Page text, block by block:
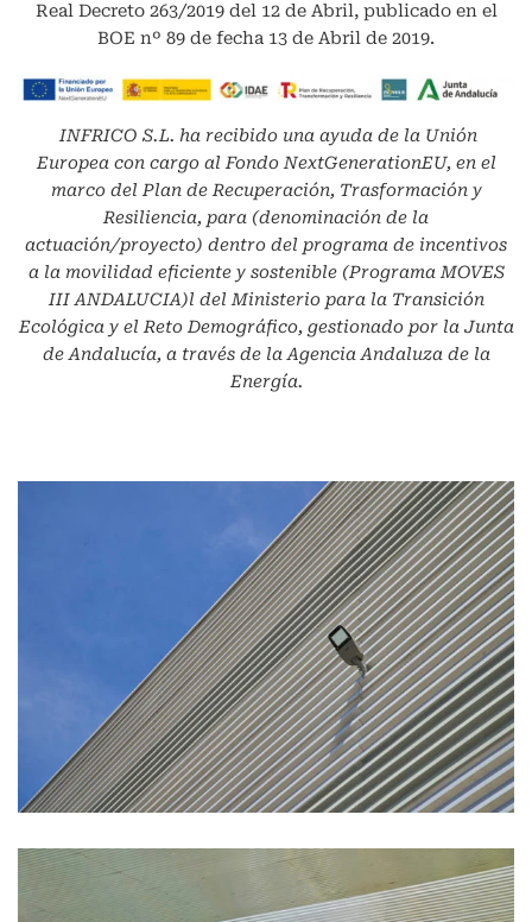
Real Decreto 263/2019 del 12 de Abril, publicado en el
BOE nº 89 de fecha 13 de Abril de 2019.
INFRICO S.L. ha recibido una ayuda de la Unión
Europea con cargo al Fondo NextGenerationEU, en el
marco del Plan de Recuperación, Trasformación y
Resiliencia, para (denominación de la
actuación/proyecto) dentro del programa de incentivos
a la movilidad eficiente y sostenible (Programa MOVES
III ANDALUCIA)l del Ministerio para la Transición
Ecológica y el Reto Demográfico, gestionado por la Junta
de Andalucía, a través de la Agencia Andaluza de la
Energía.